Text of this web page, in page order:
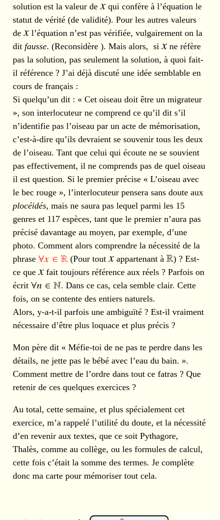
solution est la valeur de
qui confère à l’équation le
statut de vérité (de validité). Pour les autres valeurs
de
l’équation n’est pas vérifiée, vulgairement on la
dit fausse. (Reconsidère ). Mais alors, si
ne réfère
pas la solution, pas seulement la solution, à quoi fait-
il référence ? J’ai déjà discuté une idée semblable en
cours de français :
Si quelqu’un dit : « Cet oiseau doit être un migrateur
», son interlocuteur ne comprend ce qu’il dit s’il
n’identifie pas l’oiseau par un acte de mémorisation,
c’est-à-dire qu’ils devraient se souvenir tous les deux
de l’oiseau. Tant que celui qui écoute ne se souvient
pas effectivement, il ne comprends pas de quel oiseau
il est question. Si le premier précise « L’oiseau avec
le bec rouge », l’interlocuteur pensera sans doute aux
plocéidés, mais ne saura pas lequel parmi les 15
genres et 117 espèces, tant que le premier n’aura pas
précisé davantage au moyen, par exemple, d’une
photo. Comment alors comprendre la nécessité de la
phrase
(Pour tout appartenant à
) ? Est-
ce que
fait toujours référence aux réels ? Parfois on
écrit
. Dans ce cas, cela semble clair. Cette
fois, on se contente des entiers naturels.
Alors, y-a-t-il parfois une ambiguïté ? Est-il vraiment
nécessaire d’être plus loquace et plus précis ?
Mon père dit « Méfie-toi de ne pas te perdre dans les
détails, ne jette pas le bébé avec l’eau du bain. ».
Comment mettre de l’ordre dans tout ce fatras ? Que
retenir de ces quelques exercices ?
Au total, cette semaine, et plus spécialement cet
exercice, m’a rappelé l’utilité du doute, et la nécessité
d’en revenir aux textes, que ce soit Pythagore,
Thalès, comme au collège, ou les formules de calcul,
cette fois c’était la somme des termes. Je complète
donc ma carte pour mémoriser tout cela.